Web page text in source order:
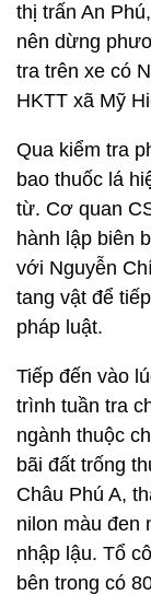
thị trấn An
nên dừng
tra trên xe có
HKTT xã Mỹ
Qua kiểm tra
bao thuốc lá
từ. Cơ quan
hành lập biên
với Nguyễn
tang vật để
pháp luật.
Tiếp đến vào
trình tuần tra
ngành thuộc
bãi đất trống
Châu Phú A,
nilon màu đen
nhập lậu. Tổ
bên trong có